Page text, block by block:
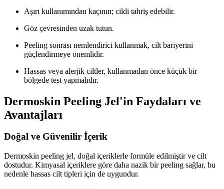
Aşırı kullanımından kaçının; cildi tahriş edebilir.
Göz çevresinden uzak tutun.
Peeling sonrası nemlendirici kullanmak, cilt bariyerini
güçlendirmeye önemlidir.
Hassas veya alerjik ciltler, kullanmadan önce küçük bir
bölgede test yapmalıdır.
Dermoskin Peeling Jel'in Faydaları ve
Avantajları
Doğal ve Güvenilir İçerik
Dermoskin peeling jel, doğal içeriklerle formüle edilmiştir ve cilt
dostudur. Kimyasal içeriklere göre daha nazik bir peeling sağlar, bu
nedenle hassas cilt tipleri için de uygundur.